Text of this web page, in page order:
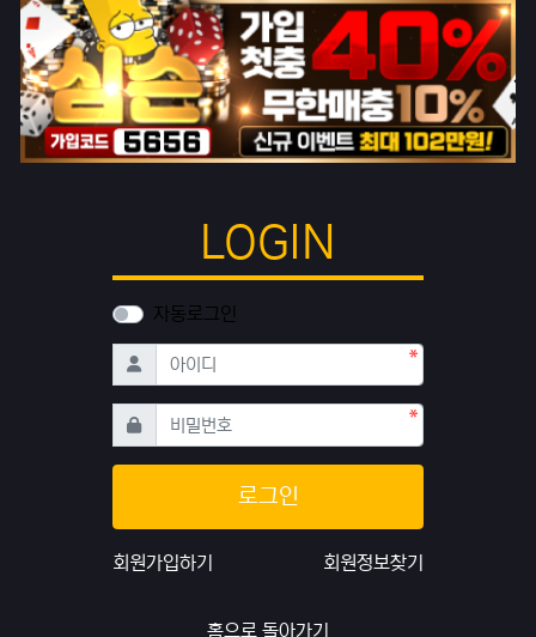
LOGIN
자동로그인
아이디 필수
비밀번호필수
로그인
회원가입하기 회원정보찾기
홈으로 돌아가기